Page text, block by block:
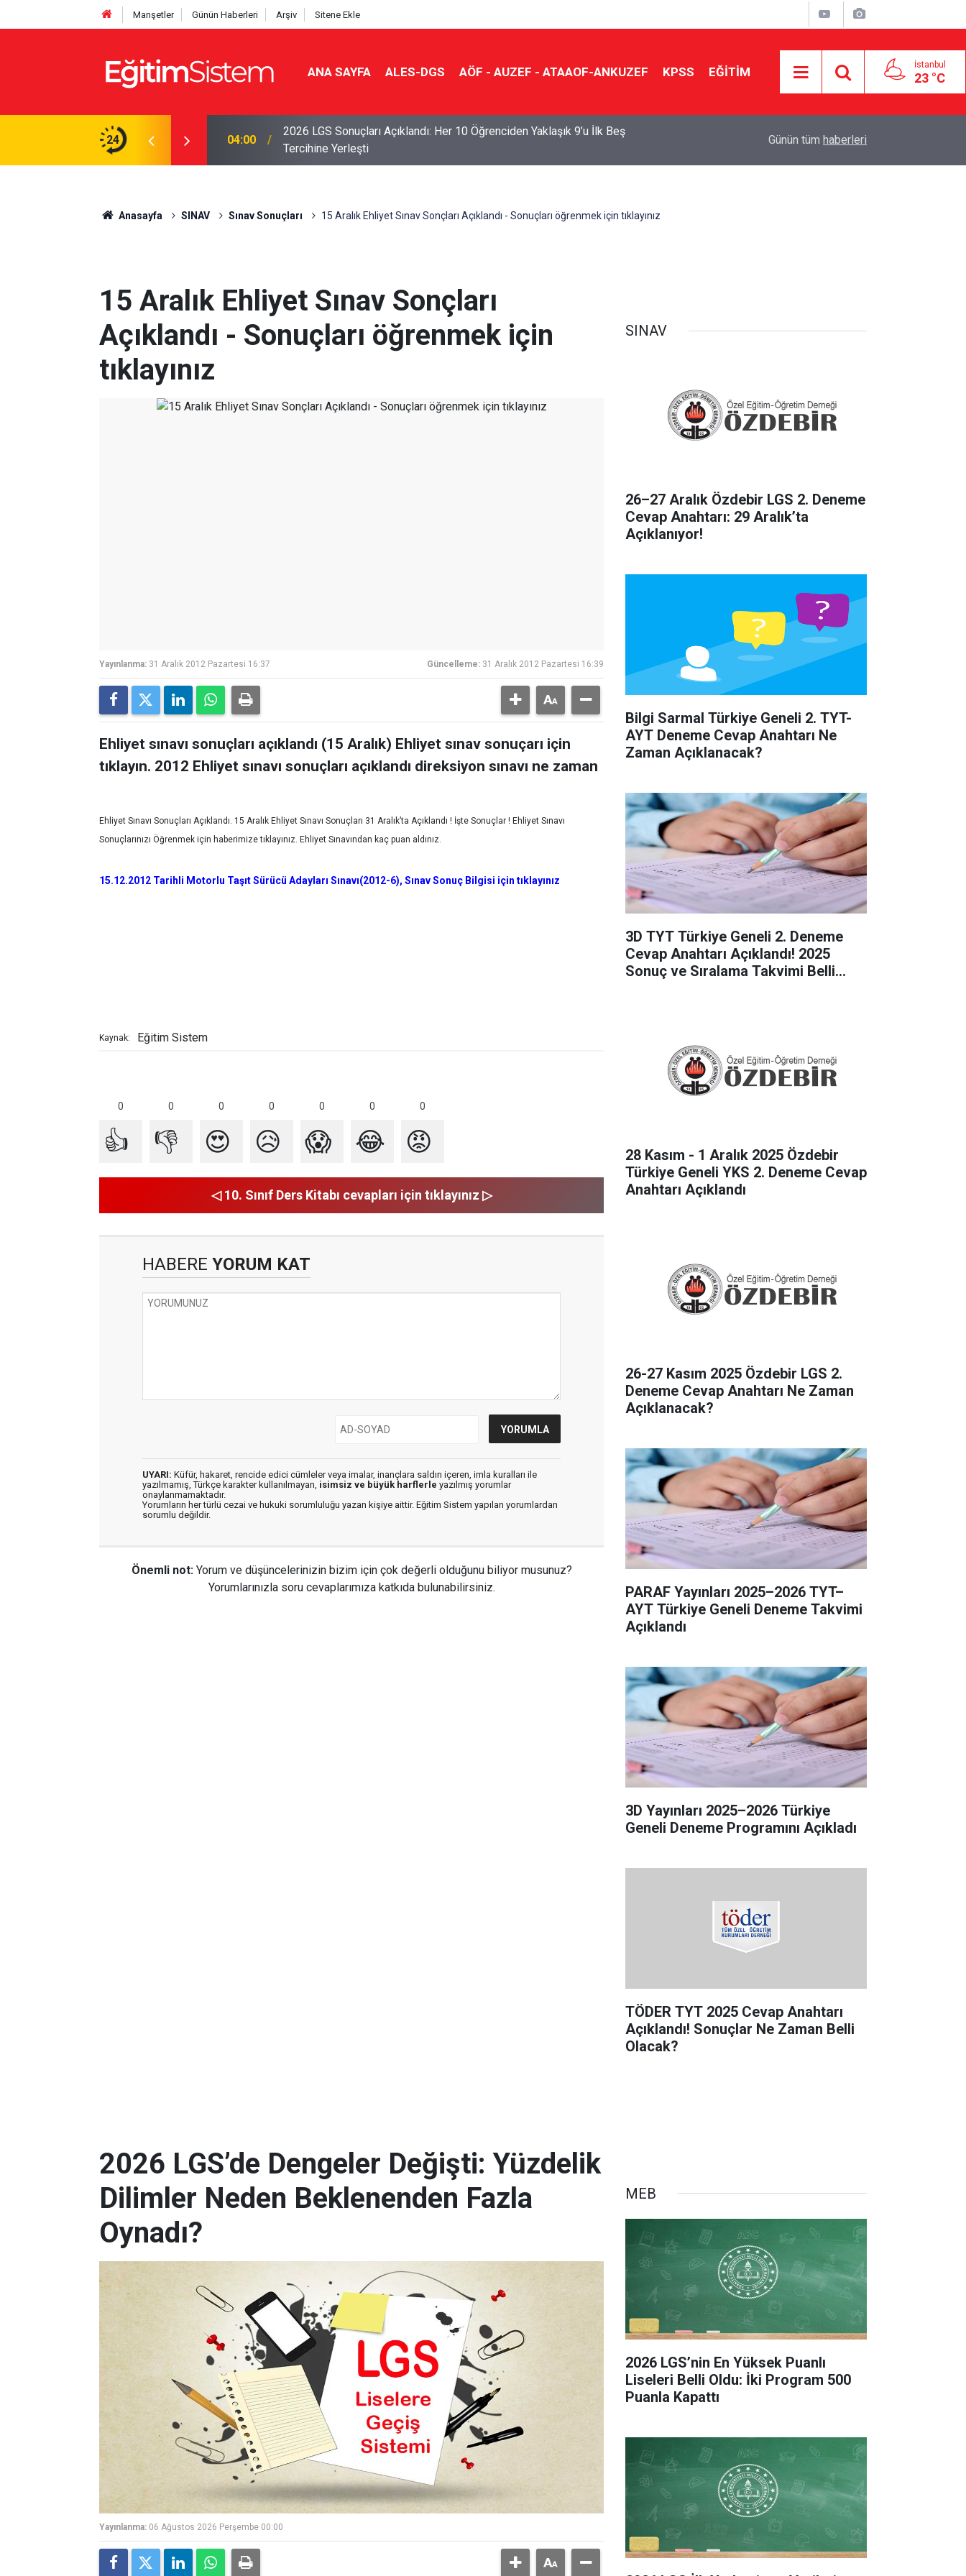
Manşetler Günün Haberleri Arşiv Sitene Ekle
ANA SAYFA ALES-DGS AÖF - AUZEF - ATAAOF-ANKUZEF KPSS EĞİTİM İstanbul
23 °C
24
Sınavla Alan Liseler Yüzde 95,76
04:00
2026 LGS Sonuçları Açıklandı: Her 10 Öğrenciden Yaklaşık 9’u İlk Beş
Tercihine Yerleşti
Yönlendiriyor?
Günün tüm haberleri
Anasayfa SINAV Sınav Sonuçları 15 Aralık Ehliyet Sınav Sonçları Açıklandı - Sonuçları öğrenmek için tıklayınız
15 Aralık Ehliyet Sınav Sonçları
Açıklandı - Sonuçları öğrenmek için
tıklayınız
Yayınlanma: 31 Aralık 2012 Pazartesi 16:37 Güncelleme: 31 Aralık 2012 Pazartesi 16:39
Ehliyet sınavı sonuçları açıklandı (15 Aralık) Ehliyet sınav sonuçarı için
tıklayın. 2012 Ehliyet sınavı sonuçları açıklandı direksiyon sınavı ne zaman
Ehliyet Sınavı Sonuçları Açıklandı. 15 Aralık Ehliyet Sınavı Sonuçları 31 Aralık’ta Açıklandı ! İşte Sonuçlar ! Ehliyet Sınavı
Sonuçlarınızı Öğrenmek için haberimize tıklayınız. Ehliyet Sınavından kaç puan aldınız.
15.12.2012 Tarihli Motorlu Taşıt Sürücü Adayları Sınavı(2012-6), Sınav Sonuç Bilgisi için tıklayınız
Kaynak: Eğitim Sistem
0 0 0 0 0 0 0
👍 👎 😍 😥 😱 😂 😡
◁ 10. Sınıf Ders Kitabı cevapları için tıklayınız ▷
HABERE YORUM KAT
UYARI: Küfür, hakaret, rencide edici cümleler veya imalar, inançlara saldırı içeren, imla kuralları ile
yazılmamış, Türkçe karakter kullanılmayan, isimsiz ve büyük harflerle yazılmış yorumlar
onaylanmamaktadır.
Yorumların her türlü cezai ve hukuki sorumluluğu yazan kişiye aittir. Eğitim Sistem yapılan yorumlardan
sorumlu değildir.
Önemli not: Yorum ve düşüncelerinizin bizim için çok değerli olduğunu biliyor musunuz?
Yorumlarınızla soru cevaplarımıza katkıda bulunabilirsiniz.
SINAV
26–27 Aralık Özdebir LGS 2. Deneme
Cevap Anahtarı: 29 Aralık’ta
Açıklanıyor!
Bilgi Sarmal Türkiye Geneli 2. TYT-
AYT Deneme Cevap Anahtarı Ne
Zaman Açıklanacak?
3D TYT Türkiye Geneli 2. Deneme
Cevap Anahtarı Açıklandı! 2025
Sonuç ve Sıralama Takvimi Belli
28 Kasım - 1 Aralık 2025 Özdebir
Türkiye Geneli YKS 2. Deneme Cevap
Anahtarı Açıklandı
26-27 Kasım 2025 Özdebir LGS 2.
Deneme Cevap Anahtarı Ne Zaman
Açıklanacak?
PARAF Yayınları 2025–2026 TYT–
AYT Türkiye Geneli Deneme Takvimi
Açıklandı
3D Yayınları 2025–2026 Türkiye
Geneli Deneme Programını Açıkladı
TÖDER TYT 2025 Cevap Anahtarı
Açıklandı! Sonuçlar Ne Zaman Belli
Olacak?
2026 LGS’de Dengeler Değişti: Yüzdelik
Dilimler Neden Beklenenden Fazla
Oynadı?
Yayınlanma: 06 Ağustos 2026 Perşembe 00:00
MEB
2026 LGS’nin En Yüksek Puanlı
Liseleri Belli Oldu: İki Program 500
Puanla Kapattı